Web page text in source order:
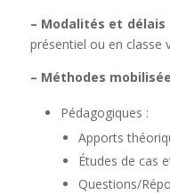
– Modalités et délais
présentiel ou en classe
– Méthodes
Pédagogiques :
Apports
Études de cas
Questions/